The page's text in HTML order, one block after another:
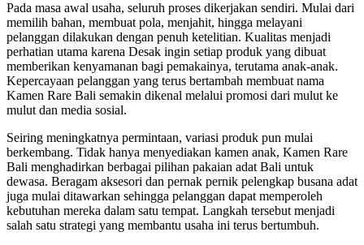
Pada masa awal usaha, seluruh proses dikerjakan sendiri. Mulai dari
memilih bahan, membuat pola, menjahit, hingga melayani
pelanggan dilakukan dengan penuh ketelitian. Kualitas menjadi
perhatian utama karena Desak ingin setiap produk yang dibuat
memberikan kenyamanan bagi pemakainya, terutama anak-anak.
Kepercayaan pelanggan yang terus bertambah membuat nama
Kamen Rare Bali semakin dikenal melalui promosi dari mulut ke
mulut dan media sosial.
Seiring meningkatnya permintaan, variasi produk pun mulai
berkembang. Tidak hanya menyediakan kamen anak, Kamen Rare
Bali menghadirkan berbagai pilihan pakaian adat Bali untuk
dewasa. Beragam aksesori dan pernak pernik pelengkap busana adat
juga mulai ditawarkan sehingga pelanggan dapat memperoleh
kebutuhan mereka dalam satu tempat. Langkah tersebut menjadi
salah satu strategi yang membantu usaha ini terus bertumbuh.